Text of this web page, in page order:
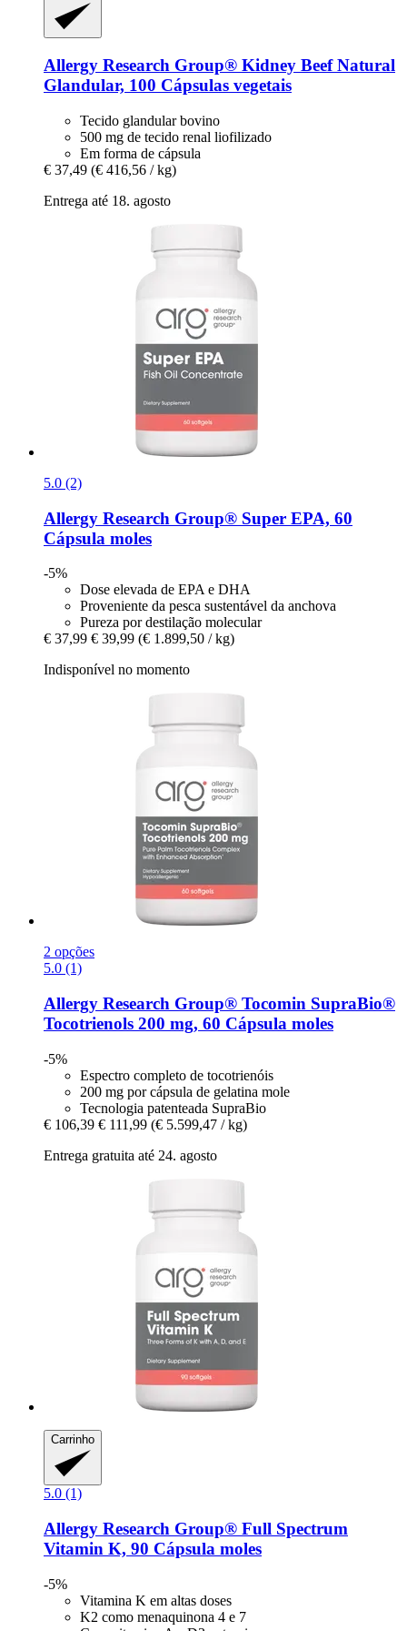
Allergy Research Group® Kidney Beef Natural
Glandular, 100 Cápsulas vegetais
Tecido glandular bovino
500 mg de tecido renal liofilizado
Em forma de cápsula
€ 37,49 (€ 416,56 / kg)
Entrega até 18. agosto
5.0 (2)
Allergy Research Group® Super EPA, 60
Cápsula moles
-5%
Dose elevada de EPA e DHA
Proveniente da pesca sustentável da anchova
Pureza por destilação molecular
€ 37,99 € 39,99 (€ 1.899,50 / kg)
Indisponível no momento
2 opções
5.0 (1)
Allergy Research Group® Tocomin SupraBio®
Tocotrienols 200 mg, 60 Cápsula moles
-5%
Espectro completo de tocotrienóis
200 mg por cápsula de gelatina mole
Tecnologia patenteada SupraBio
€ 106,39 € 111,99 (€ 5.599,47 / kg)
Entrega gratuita até 24. agosto
Carrinho
5.0 (1)
Allergy Research Group® Full Spectrum
Vitamin K, 90 Cápsula moles
-5%
Vitamina K em altas doses
K2 como menaquinona 4 e 7